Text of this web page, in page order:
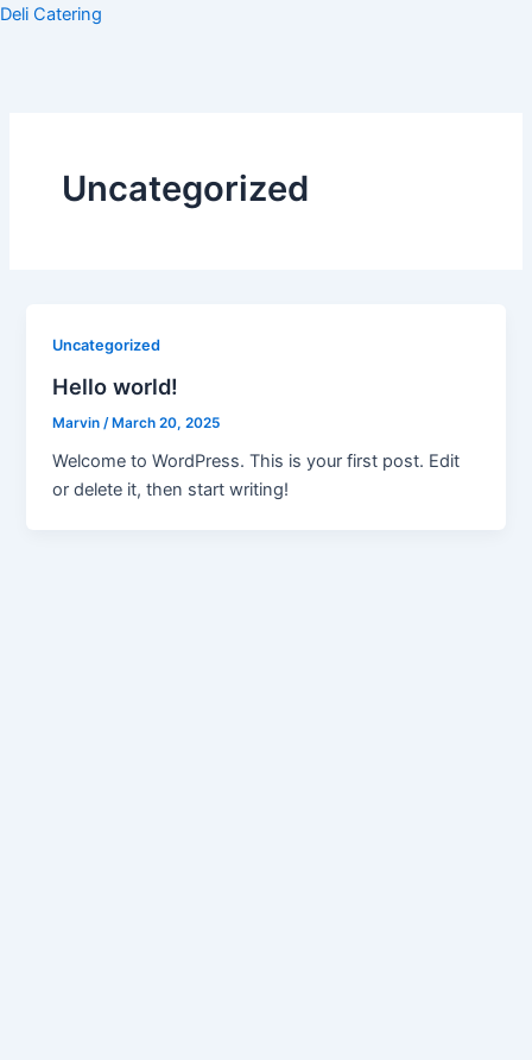
Skip
Deli Catering
Uncategorized
Uncategorized
Hello world!
Marvin /March 20, 2025
Welcome to WordPress. This is your first post. Edit
or delete it, then start writing!